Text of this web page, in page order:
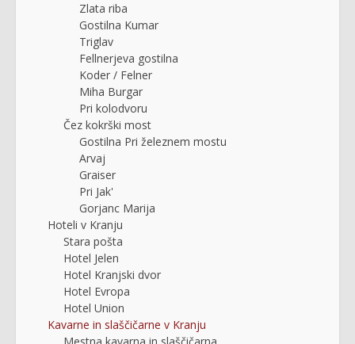
Zlata riba
Gostilna Kumar
Triglav
Fellnerjeva gostilna
Koder / Felner
Miha Burgar
Pri kolodvoru
Čez kokrški most
Gostilna Pri železnem mostu
Arvaj
Graiser
Pri Jak'
Gorjanc Marija
Hoteli v Kranju
Stara pošta
Hotel Jelen
Hotel Kranjski dvor
Hotel Evropa
Hotel Union
Kavarne in slaščičarne v Kranju